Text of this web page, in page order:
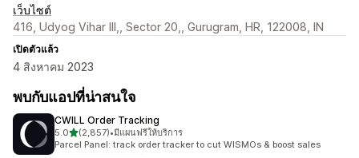
เว็บไซต์
416, Udyog Vihar III,, Sector 20,, Gurugram, HR, 122008, IN
เปิดตัวแล้ว
4 สิงหาคม 2023
พบกับแอปที่น่าสนใจ
CWILL Order Tracking
5.0เต็ม 5 ดาว
(2,857)
ทั้งหมด 2857 รีวิว
•มีแผนฟรีให้บริการ
Parcel Panel: track order tracker to cut WISMOs & boost sales